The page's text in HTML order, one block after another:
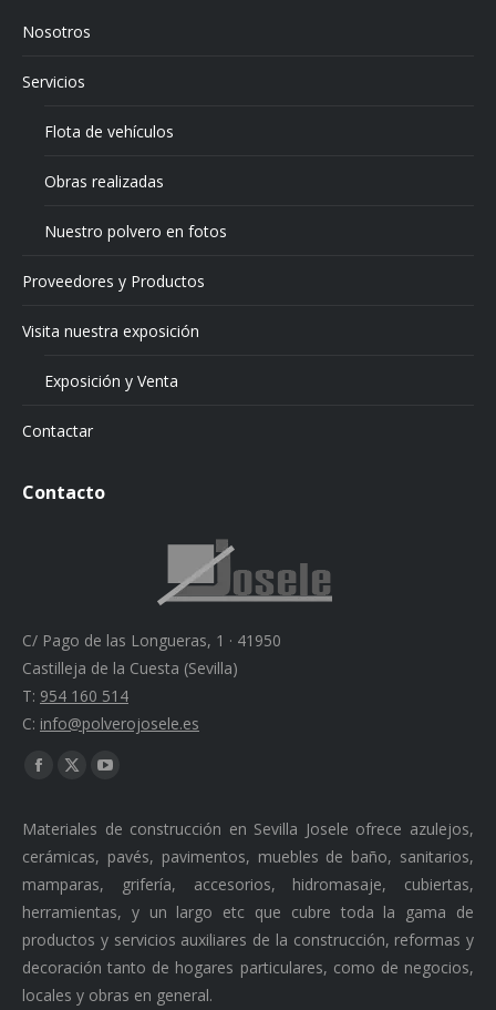
Nosotros
Servicios
Flota de vehículos
Obras realizadas
Nuestro polvero en fotos
Proveedores y Productos
Visita nuestra exposición
Exposición y Venta
Contactar
Contacto
C/ Pago de las Longueras, 1 · 41950
Castilleja de la Cuesta (Sevilla)
T: 954 160 514
C: info@polverojosele.es
Find us on:
Facebook
opens
in
new
window
X
opens
in
new
window
YouTube
opens
in
new
window
Materiales de construcción en Sevilla Josele ofrece azulejos,
cerámicas, pavés, pavimentos, muebles de baño, sanitarios,
mamparas, grifería, accesorios, hidromasaje, cubiertas,
herramientas, y un largo etc que cubre toda la gama de
productos y servicios auxiliares de la construcción, reformas y
decoración tanto de hogares particulares, como de negocios,
locales y obras en general.